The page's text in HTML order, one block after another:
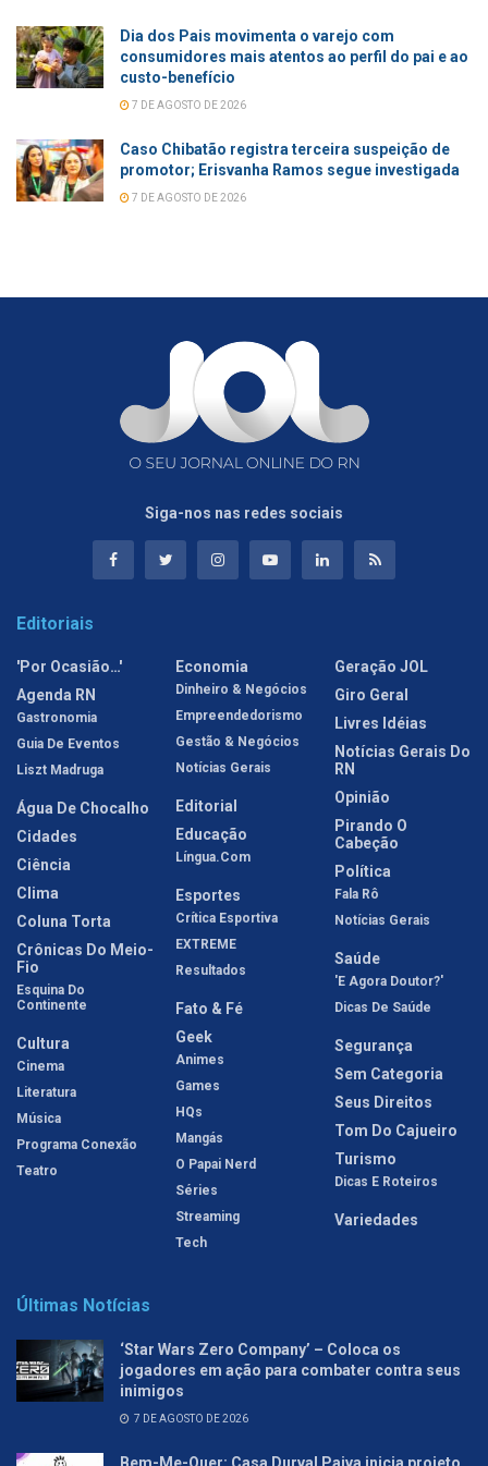
Dia dos Pais movimenta o varejo com
consumidores mais atentos ao perfil do pai e ao
custo-benefício
7 DE AGOSTO DE 2026
Caso Chibatão registra terceira suspeição de
promotor; Erisvanha Ramos segue investigada
7 DE AGOSTO DE 2026
Siga-nos nas redes sociais
Editoriais
'Por Ocasião…'
Agenda RN
Gastronomia
Guia De Eventos
Liszt Madruga
Água De Chocalho
Cidades
Ciência
Clima
Coluna Torta
Crônicas Do Meio-
Fio
Esquina Do
Continente
Cultura
Cinema
Literatura
Música
Programa Conexão
Teatro
Economia
Dinheiro & Negócios
Empreendedorismo
Gestão & Negócios
Notícias Gerais
Editorial
Educação
Língua.com
Esportes
Crítica Esportiva
EXTREME
Resultados
Fato & Fé
Geek
Animes
Games
HQs
Mangás
O Papai Nerd
Séries
Streaming
Tech
Geração JOL
Giro Geral
Livres Idéias
Notícias Gerais Do
RN
Opinião
Pirando O
Cabeção
Política
Fala Rô
Notícias Gerais
Saúde
'E Agora Doutor?'
Dicas De Saúde
Segurança
Sem Categoria
Seus Direitos
Tom Do Cajueiro
Turismo
Dicas E Roteiros
Variedades
Últimas Notícias
‘Star Wars Zero Company’ – Coloca os
jogadores em ação para combater contra seus
inimigos
7 DE AGOSTO DE 2026